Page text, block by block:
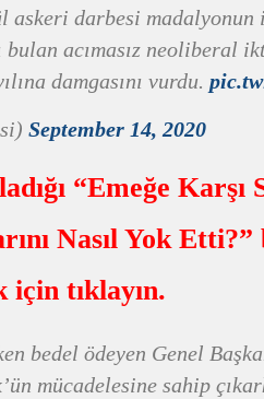
askeri darbesi
bulan acımasız neoliberal
damgasını vurdu.
September 14, 2020
“Emeğe
Nasıl Yok Etti?”
için tıklayın.
bedel ödeyen Genel
mücadelesine sahip